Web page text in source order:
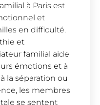
à Paris est
et
en difficulté.
et
familial aide
émotions et à
la séparation ou
les membres
se sentent